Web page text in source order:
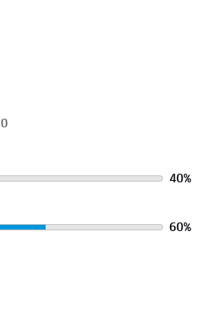
toe? Lever het in bij
er een nieuwe bestemming
40%
60%